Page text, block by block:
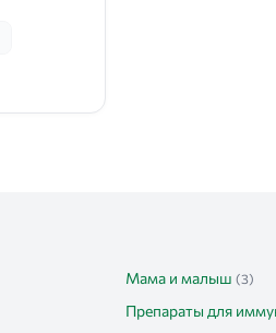
Мама и малыш (3)
Препараты для